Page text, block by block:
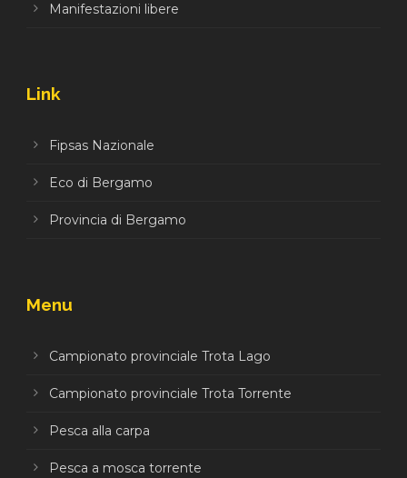
Manifestazioni libere
Link
Fipsas Nazionale
Eco di Bergamo
Provincia di Bergamo
Menu
Campionato provinciale Trota Lago
Campionato provinciale Trota Torrente
Pesca alla carpa
Pesca a mosca torrente